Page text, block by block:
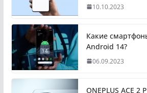
10.10.2023
Какие
Android 14?
06.09.2023
ONEPLUS ACE